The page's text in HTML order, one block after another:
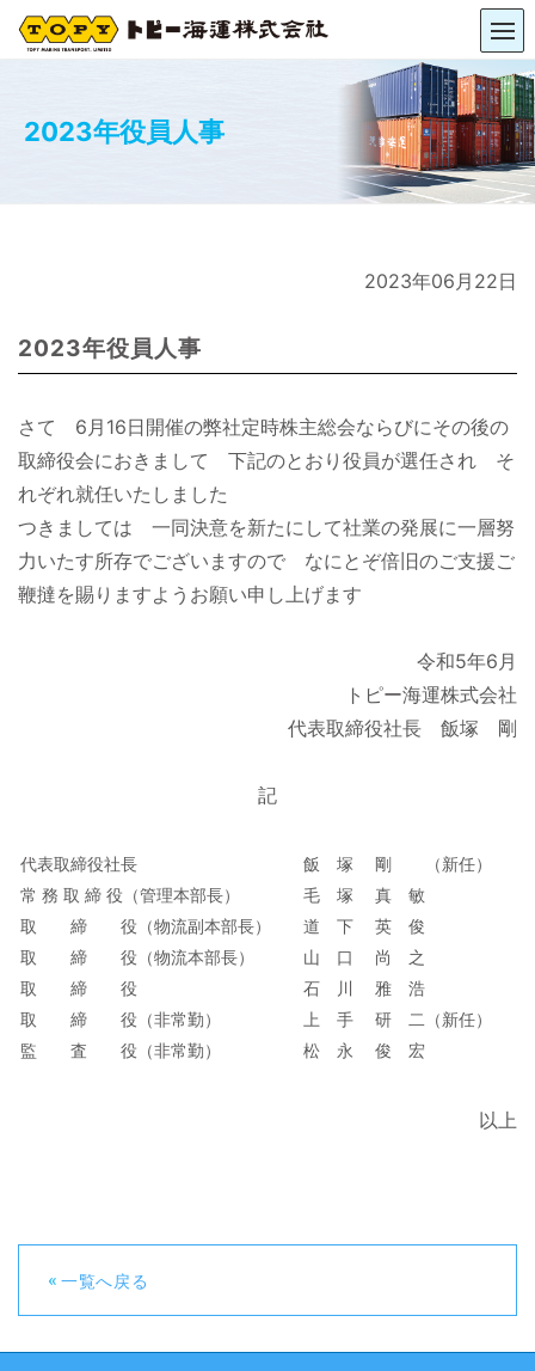
2023年役員人事
2023年06月22日
2023年役員人事
さて 6月16日開催の弊社定時株主総会ならびにその後の
取締役会におきまして 下記のとおり役員が選任され そ
れぞれ就任いたしました
つきましては 一同決意を新たにして社業の発展に一層努
力いたす所存でございますので なにとぞ倍旧のご支援ご
鞭撻を賜りますようお願い申し上げます
令和5年6月
トピー海運株式会社
代表取締役社長 飯塚 剛
記
代表取締役社長
飯 塚 剛 （新任）
常 務 取 締 役（管理本部長）
毛 塚 真 敏
取 締 役（物流副本部長）
道 下 英 俊
取 締 役（物流本部長）
山 口 尚 之
取 締 役
石 川 雅 浩
取 締 役（非常勤）
上 手 研 二（新任）
監 査 役（非常勤）
松 永 俊 宏
以上
一覧へ戻る